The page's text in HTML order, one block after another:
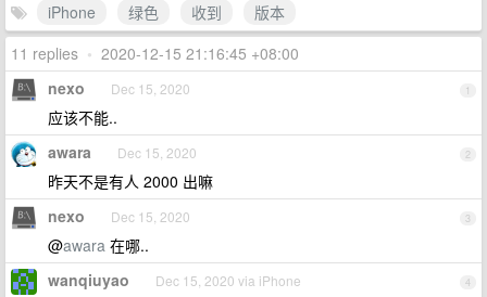
iPhone
绿色 收到
版本
11 replies • 2020-12-15 21:16:45 +08:00
1
nexo Dec 15, 2020
应该不能..
2
awara Dec 15, 2020
昨天不是有人 2000 出嘛
3
nexo Dec 15, 2020
@awara 在哪..
4
wanqiuyao Dec 15, 2020 via iPhone